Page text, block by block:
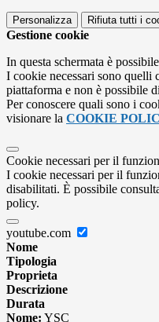
Personalizza Rifiuta tutti i
Gestione cookie
In questa schermata è
I cookie necessari sono quelli
piattaforma e non è possibile
Per conoscere quali sono i
visionare la COOKIE
Cookie necessari per il
I cookie necessari per il
disabilitati. È possibile
policy.
youtube.com
Nome
Tipologia
Proprieta
Descrizione
Durata
Nome: YSC